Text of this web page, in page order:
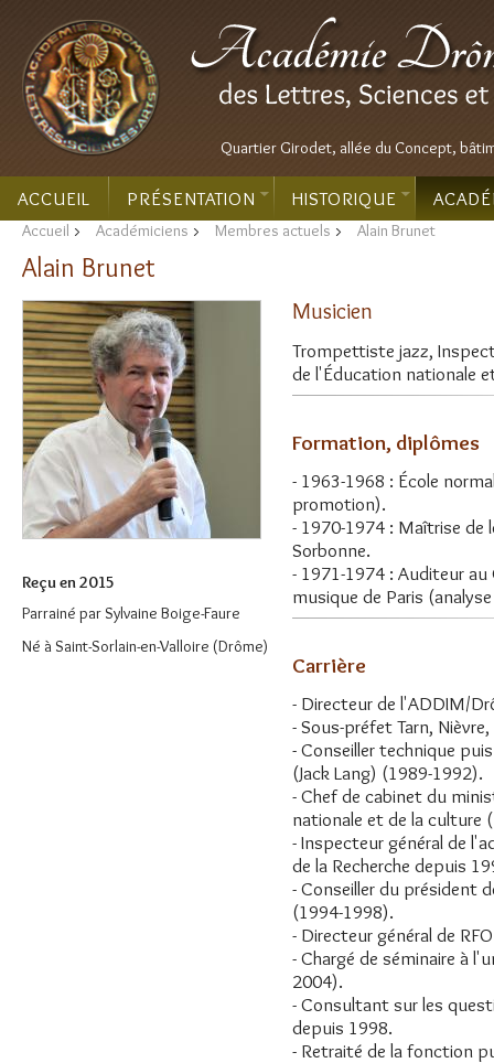
Quartier Girodet, allée du Concept,
ACCUEIL PRÉSENTATION HISTORIQUE
Accueil > Académiciens > Membres actuels > Alain Brunet
Alain Brunet
Reçu en 2015
Parrainé par Sylvaine Boige-Faure
Né à Saint-Sorlain-en-Valloire (Drôme)
Musicien
Trompettiste jazz,
de l'Éducation nationale
Formation, diplômes
- 1963-1968 : École
promotion).
- 1970-1974 : Maîtrise de
Sorbonne.
- 1971-1974 : Auditeur
musique de Paris
Carrière
- Directeur de l'ADDIM/
- Sous-préfet Tarn,
- Conseiller technique
(Jack Lang) (1989-1992).
- Chef de cabinet du
nationale et de la culture
- Inspecteur général de
de la Recherche depuis
- Conseiller du président
(1994-1998).
- Directeur général de
- Chargé de séminaire à
2004).
- Consultant sur les
depuis 1998.
- Retraité de la fonction